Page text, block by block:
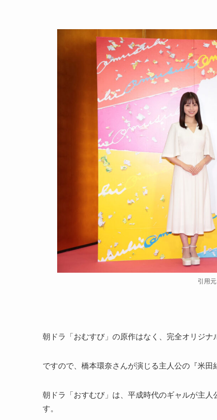
引用
朝ドラ「おむすび」の原作はなく、 完全オリジナ
ですので、橋本環奈さんが演じる主人公の『米
朝ドラ「おすむび」は、平成時代のギャルが主
す。